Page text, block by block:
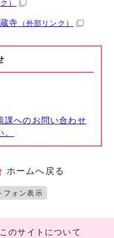
）
寺 （外部リンク）
へのお問い合わせ
ホームへ戻る
フォン表示
このサイトについて